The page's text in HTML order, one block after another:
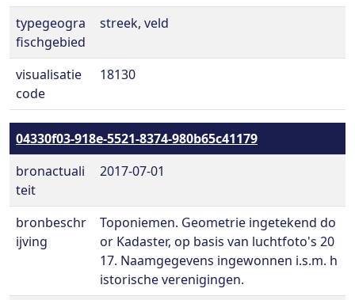
typegeogra
fischgebied
streek, veld
visualisatie
code
18130
04330f03-918e-5521-8374-980b65c41179
bronactuali
teit
2017-07-01
bronbeschr
ijving
Toponiemen. Geometrie ingetekend do
or Kadaster, op basis van luchtfoto's 20
17. Naamgegevens ingewonnen i.s.m. h
istorische verenigingen.